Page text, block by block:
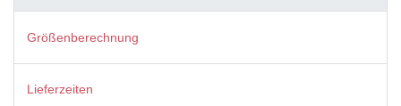
Größenberechnung
Lieferzeiten